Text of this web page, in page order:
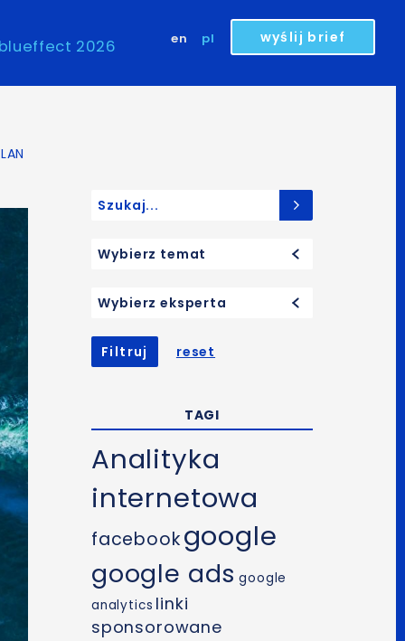
en pl wyślij brief
blueffect 2026
Wybierz temat
Wybierz eksperta
Filtruj reset
TAGI
Analityka
internetowa
facebookgoogle
google ads google
analytics linki
sponsorowane